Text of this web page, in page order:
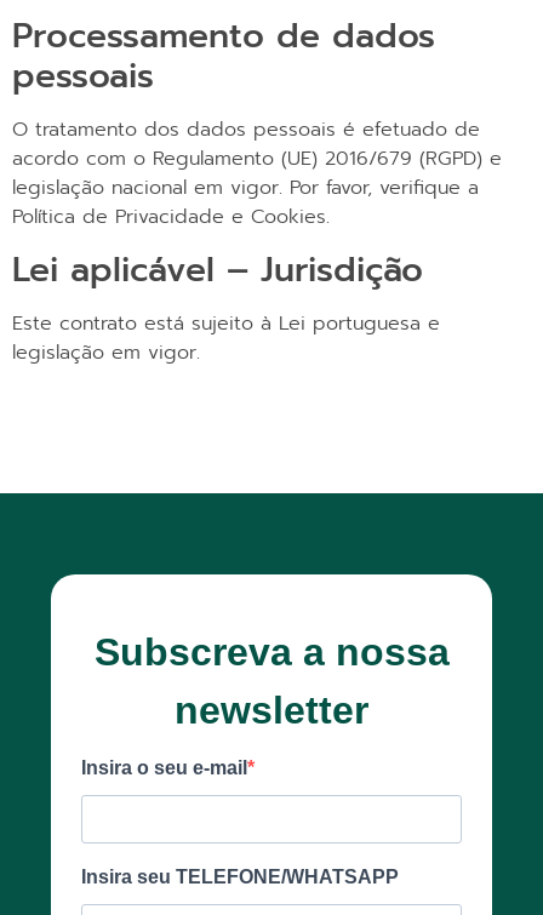
Processamento de dados
pessoais
O tratamento dos dados pessoais é efetuado de
acordo com o Regulamento (UE) 2016/679 (RGPD) e
legislação nacional em vigor. Por favor, verifique a
Política de Privacidade e Cookies.
Lei aplicável – Jurisdição
Este contrato está sujeito à Lei portuguesa e
legislação em vigor.
Subscreva a nossa
newsletter
Insira o seu e-mail
Insira seu TELEFONE/WHATSAPP